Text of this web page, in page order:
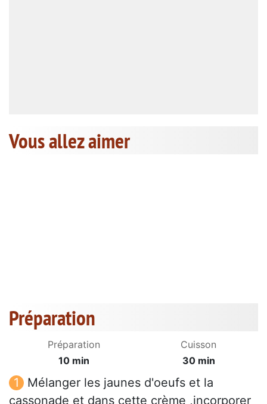
Vous allez aimer
Préparation
Préparation
10 min
Cuisson
30 min
Mélanger les jaunes d'oeufs et la
cassonade et dans cette crème ,incorporer